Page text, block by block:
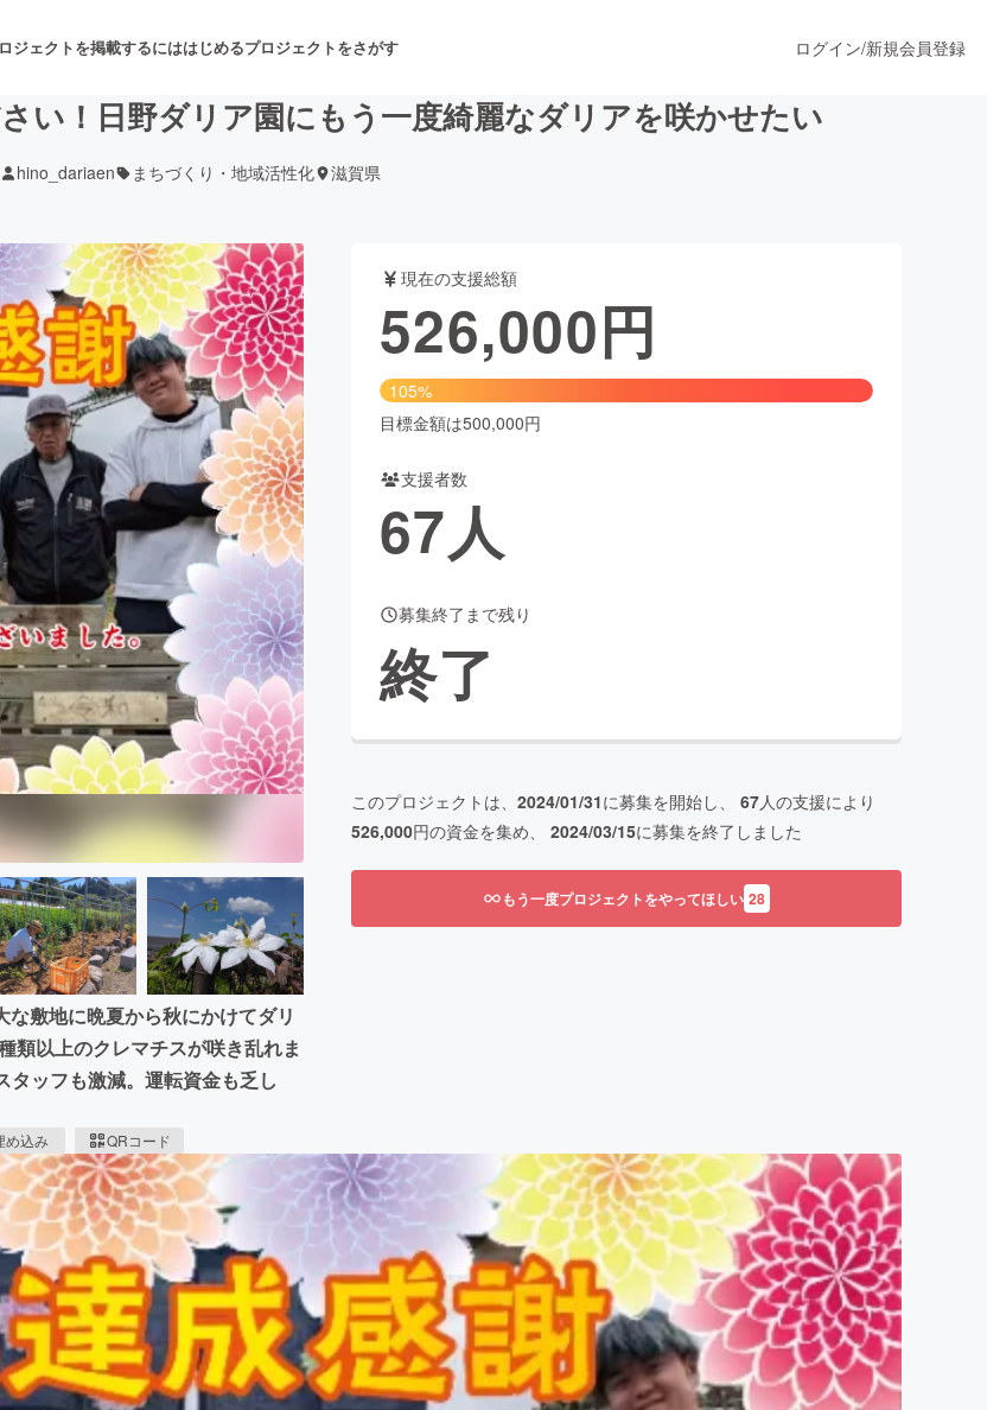
ジェクトを掲載するにははじめるプロジェクトをさがす
舞台・パフォーマンス
サービス開発 フード・飲食店 ファッション
誌出版 アニメ・漫画
ジ ビューティー・ヘルスケア
CAMPFIRE for Social Good CAMPFIRE Creation
CAMPFIREふるさと納税
machi-yaコミュニティ
ログイン/新規会員登録
い！日野ダリア園にもう一度綺麗なダリアを咲かせたい
hino_dariaen まちづくり・地域活性化 滋賀県
敷地に晩夏から秋にかけてダリ
類以上のクレマチスが咲き乱れま
ッフも激減。運転資金も乏し
め込み QRコード
現在の支援総額
526,000円
105%
目標金額は500,000円
支援者数
67人
募集終了まで残り
終了
このプロジェクトは、 2024/01/31に募集を開始し、 67人の支援により
526,000円の資金を集め、 2024/03/15に募集を終了しました
もう一度プロジェクトをやってほしい 28